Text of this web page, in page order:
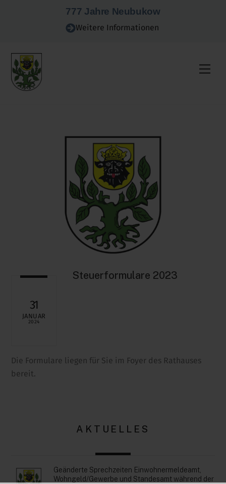
777 Jahre Neubukow
Weitere Informationen
31
JANUAR
2024
Steuerformulare 2023
Die Formulare liegen für Sie im Foyer des Rathauses
bereit.
AKTUELLES
Geänderte Sprechzeiten Einwohnermeldeamt,
Wohngeld/Gewerbe und Standesamt während der